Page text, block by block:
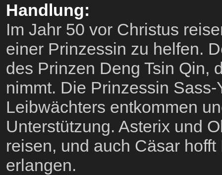
Handlung:
Im Jahr 50 vor Christus
einer Prinzessin zu helfen.
des Prinzen Deng Tsin Qin,
nimmt. Die Prinzessin
Leibwächters entkommen
Unterstützung. Asterix und
reisen, und auch Cäsar
erlangen.